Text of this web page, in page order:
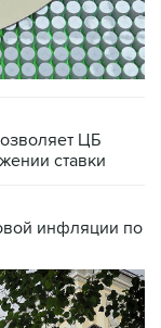
ЦБ
ставки
инфляции по